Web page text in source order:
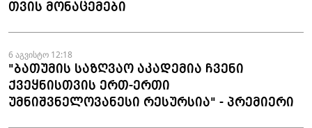
თვის მონაცემები
6 აგვისტო 12:18
"ბათუმის საზღვაო აკადემია ჩვენი
ქვეყნისთვის ერთ-ერთი
უმნიშვნელოვანესი რესურსია" - პრემიერი